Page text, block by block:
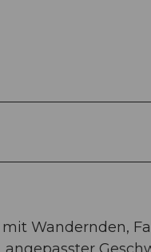
Wandernden,